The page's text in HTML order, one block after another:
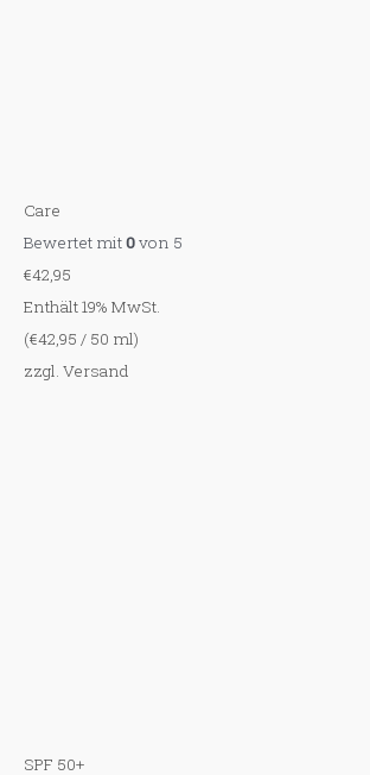
Care
Bewertet mit0von 5
€42,95
Enthält 19% MwSt.
(€42,95 / 50 ml)
zzgl. Versand
SPF 50+